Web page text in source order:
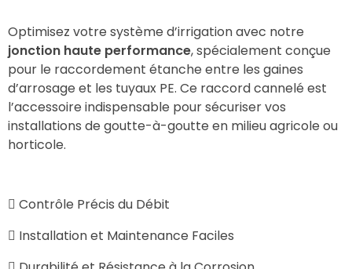
Optimisez votre système d’irrigation avec notre
jonction haute performance, spécialement conçue
pour le raccordement étanche entre les gaines
d’arrosage et les tuyaux PE. Ce raccord cannelé est
l’accessoire indispensable pour sécuriser vos
installations de goutte-à-goutte en milieu agricole ou
horticole.
Contrôle Précis du Débit
Installation et Maintenance Faciles